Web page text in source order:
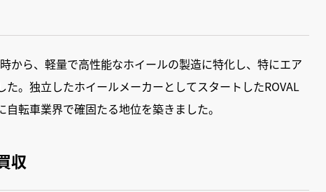
から、軽量で高性能なホイールの製造に特化し、特にエア
。独立したホイールメーカーとしてスタートしたROVAL
転車業界で確固たる地位を築きました。
収